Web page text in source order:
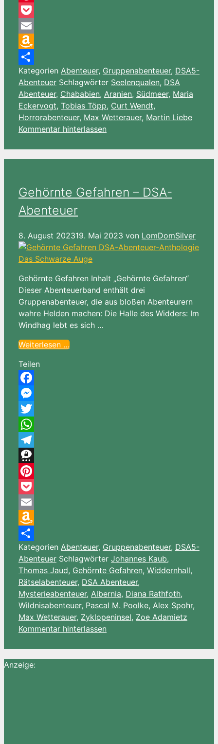
Pinterest
Pocket
Email
Amazon
Wish
List
Teilen
Kategorien Abenteuer, Gruppenabenteuer, DSA5-
Abenteuer Schlagwörter Seelenqualen, DSA
Abenteuer, Chababien, Aranien, Südmeer, Maria
Eckervogt, Tobias Töpp, Curt Wendt,
Horrorabenteuer, Max Wetterauer, Martin Liebe
Kommentar hinterlassen
Gehörnte Gefahren – DSA-
Abenteuer
8. August 202319. Mai 2023 von LomDomSilver
Gehörnte Gefahren Inhalt „Gehörnte Gefahren“
Dieser Abenteuerband enthält drei
Gruppenabenteuer, die aus bloßen Abenteurern
wahre Helden machen: Die Halle des Widders: Im
Windhag lebt es sich …
Weiterlesen …
Teilen
Facebook
Messenger
Twitter
WhatsApp
Telegram
Threema
Pinterest
Pocket
Email
Amazon
Wish
List
Teilen
Kategorien Abenteuer, Gruppenabenteuer, DSA5-
Abenteuer Schlagwörter Johannes Kaub,
Thomas Jaud, Gehörnte Gefahren, Widdernhall,
Rätselabenteuer, DSA Abenteuer,
Mysterieabenteuer, Albernia, Diana Rathfoth,
Wildnisabenteuer, Pascal M. Poolke, Alex Spohr,
Max Wetterauer, Zyklopeninsel, Zoe Adamietz
Kommentar hinterlassen
Anzeige: